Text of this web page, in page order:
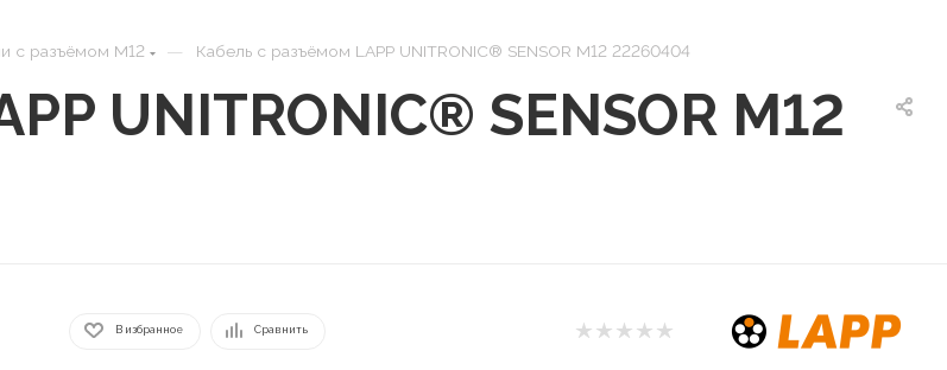
с разъёмом M12 — Кабель с разъёмом LAPP UNITRONIC® SENSOR M12 22260404
UNITRONIC® SENSOR M12
В избранное Сравнить